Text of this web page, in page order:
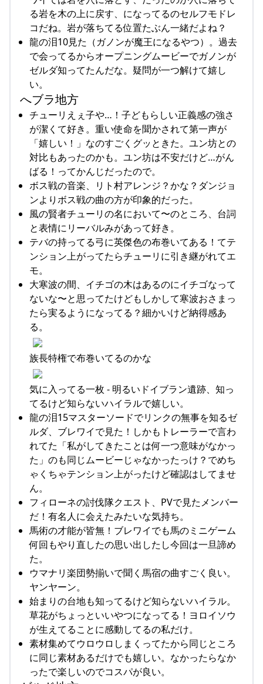
る岩を木の上に戻す、になってるのセルフモドレ
コだね。岩が落ちてる位置たぶん一緒だよね？
龍の泪10見た（ガノンが魔王になるやつ）。過去
で会ってるからオープニングムービーでガノンが
ゼルダ知ってたんだな。疑問が一つ解けて嬉し
い。
へブラ地方
チューリえぇ子や…！子どもらしい正義感の強さ
が潔くて好き。重い使命を聞かされて第一声が
「嬉しい！」なのすごくグッときた。ユン坊との
対比もあったのかも。ユン坊は不安だけど…がん
ばる！ってかんじだったので。
ボス戦の音楽、リト村アレンジ？かな？ダンジョ
ンよりボス戦の曲の方が印象的だった。
風の賢者チューリの名において〜のところ、台詞
と表情にリーバルみがあって好き。
テバの持ってる弓に英傑色の布巻いてある！てテ
ンション上がってたらチューリに引き継がれてエ
モ。
大寒波の間、イチゴの木はあるのにイチゴなって
ないな〜と思ってたけどもしかして寒波おさまっ
たら実るようになってる？細かいけど納得感あ
る。
族長特権で布巻いてるのかな
気に入ってる一枚 - 明るいドイブラン遺跡、知っ
てるけど知らないハイラルで嬉しい。
龍の泪15マスターソードでリンクの無事を知るゼ
ルダ、ブレワイで見た！しかもトレーラーで言わ
れてた「私がしてきたことは何一つ意味がなかっ
た」のも同じムービーじゃなかったっけ？でめち
ゃくちゃテンション上がったけど確認はしてませ
ん。
フィローネの討伐隊クエスト、PVで見たメンバー
だ！有名人に会えたみたいな気持ち。
馬術の才能が皆無！ブレワイでも馬のミニゲーム
何回もやり直したの思い出したし今回は一旦諦め
た。
ウマナリ楽団勢揃いで聞く馬宿の曲すごく良い。
ヤンヤーン。
始まりの台地も知ってるけど知らないハイラル。
草花がちょっといいやつになってる！ヨロイソウ
が生えてることに感動してるの私だけ。
素材集めてウロウロしまくってたから同じところ
に同じ素材あるだけでも嬉しい。なかったらなか
ったで楽しいのでコスパが良い。